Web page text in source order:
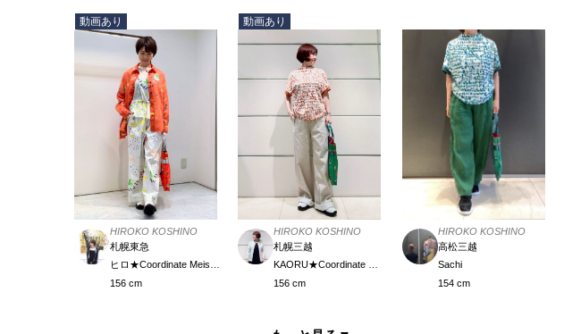
動画あり
HIROKO KOSHINO
札幌東急
156 cm
動画あり
HIROKO KOSHINO
札幌三越
156 cm
HIROKO KOSHINO
高松三越
Sachi
154 cm